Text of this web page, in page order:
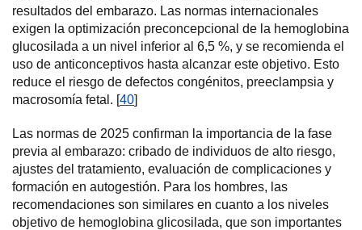
resultados del embarazo. Las normas internacionales
exigen la optimización preconcepcional de la hemoglobina
glucosilada a un nivel inferior al 6,5 %, y se recomienda el
uso de anticonceptivos hasta alcanzar este objetivo. Esto
reduce el riesgo de defectos congénitos, preeclampsia y
macrosomía fetal. [40]
Las normas de 2025 confirman la importancia de la fase
previa al embarazo: cribado de individuos de alto riesgo,
ajustes del tratamiento, evaluación de complicaciones y
formación en autogestión. Para los hombres, las
recomendaciones son similares en cuanto a los niveles
objetivo de hemoglobina glicosilada, que son importantes